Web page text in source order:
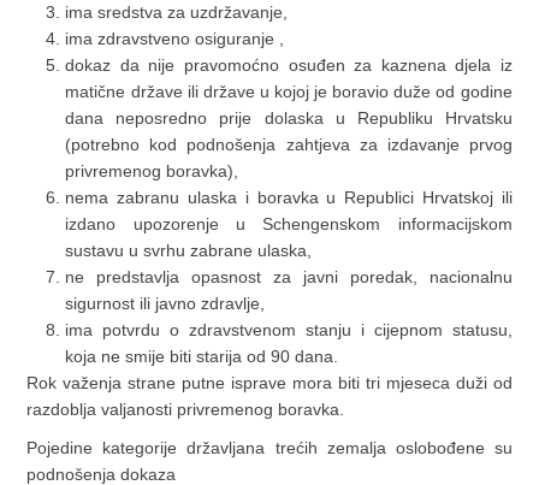
ima sredstva za uzdržavanje,
ima zdravstveno osiguranje ,
dokaz da nije pravomoćno osuđen za kaznena djela iz
matične države ili države u kojoj je boravio duže od godine
dana neposredno prije dolaska u Republiku Hrvatsku
(potrebno kod podnošenja zahtjeva za izdavanje prvog
privremenog boravka),
nema zabranu ulaska i boravka u Republici Hrvatskoj ili
izdano upozorenje u Schengenskom informacijskom
sustavu u svrhu zabrane ulaska,
ne predstavlja opasnost za javni poredak, nacionalnu
sigurnost ili javno zdravlje,
ima potvrdu o zdravstvenom stanju i cijepnom statusu,
koja ne smije biti starija od 90 dana.
Rok važenja strane putne isprave mora biti tri mjeseca duži od
razdoblja valjanosti privremenog boravka.
Pojedine kategorije državljana trećih zemalja oslobođene su
podnošenja dokaza